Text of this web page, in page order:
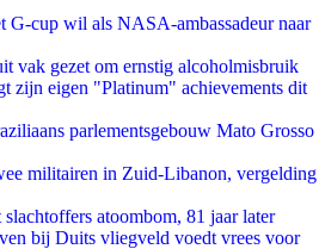
G-cup wil als NASA-ambassadeur naar
vak gezet om ernstig alcoholmisbruik
zijn eigen "Platinum" achievements dit
parlementsgebouw Mato Grosso
militairen in Zuid-Libanon, vergelding
atoombom, 81 jaar later
bij Duits vliegveld voedt vrees voor